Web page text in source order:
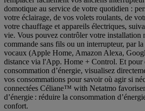
domotique au service de votre quotidien :
votre éclairage, de vos volets roulants, de
votre chauffage et appareils électriques,
vie. Vous pouvez contrôler votre installation
commande sans fils ou un interrupteur, par
vocaux (Apple Home, Amazon Alexa,
distance via l'App. Home + Control. Et pour
consommation d’énergie, visualisez
vos consommations pour savoir où agir si
connectées Céliane™ with Netatmo
d’énergie : réduire la consommation
confort.